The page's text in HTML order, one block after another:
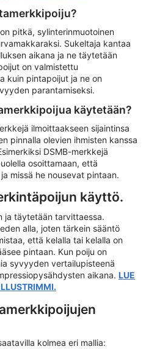
pitkä, sylinterinmuotoinen
Sukeltaja kantaa
aikana ja ne täytetään
on valmistettu
kuin pintapoijut ja ne on
parantamiseksi.
käytetään?
ilmoittaakseen sijaintinsa
pinnalla olevien ihmisten kanssa
DSMB-merkkejä
osoittamaan, että
missä he nousevat pintaan.
käyttö.
ja täytetään tarvittaessa.
alla, joten tärkein sääntö
että kelalla tai kelalla on
pintaan. Kun poiju on
syvyyden vertailupisteenä
aikana. LUE
kolmea eri mallia: